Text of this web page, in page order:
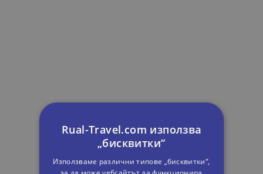
Rual-Travel.com използва
„бисквитки“
Използваме различни типове „бисквитки“,